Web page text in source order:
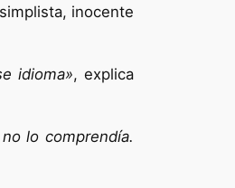
inocente
idioma», explica
lo comprendía.